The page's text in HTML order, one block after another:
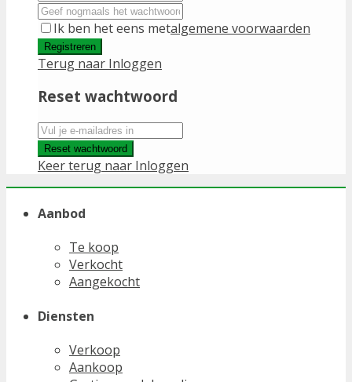
Ik ben het eens metalgemene voorwaarden
Registreren
Terug naar Inloggen
Reset wachtwoord
Reset wachtwoord
Keer terug naar Inloggen
Aanbod
Te koop
Verkocht
Aangekocht
Diensten
Verkoop
Aankoop